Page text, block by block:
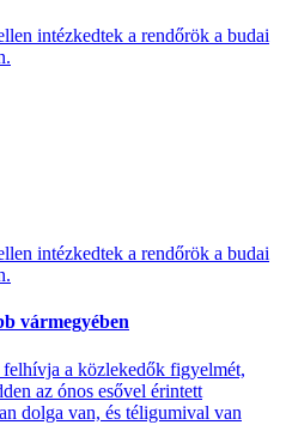
intézkedtek a rendőrök a budai
intézkedtek a rendőrök a budai
vármegyében
a közlekedők figyelmét,
az ónos esővel érintett
dolga van, és téligumival van